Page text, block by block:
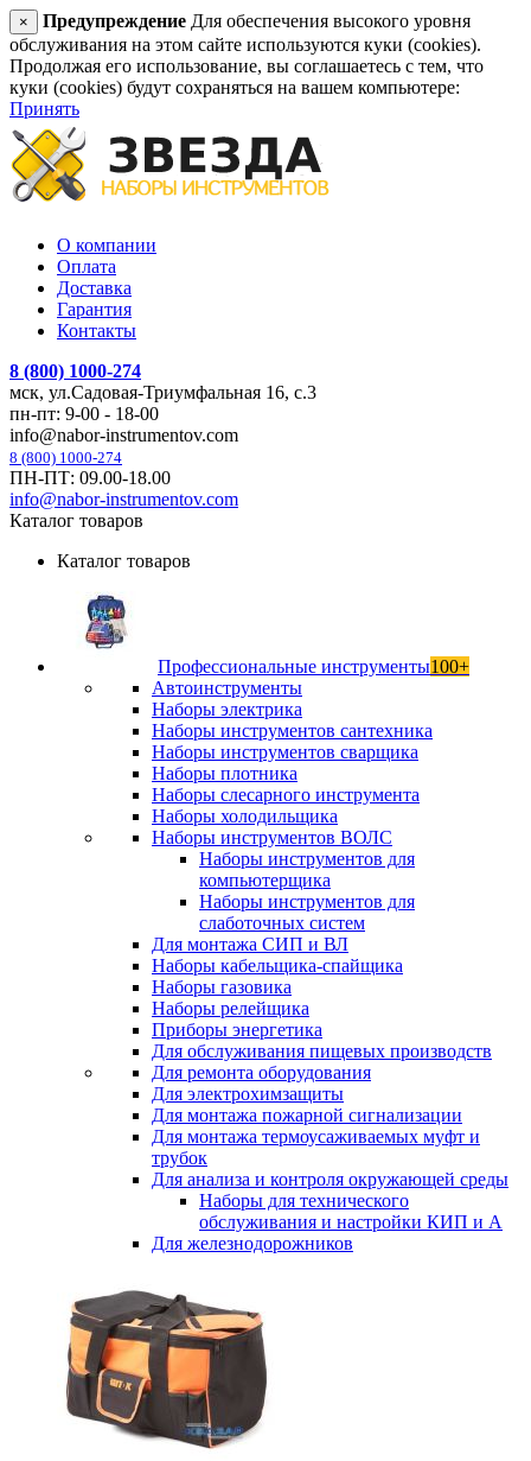
× Предупреждение Для обеспечения высокого уровня
обслуживания на этом сайте используются куки (cookies).
Продолжая его использование, вы соглашаетесь с тем, что
куки (cookies) будут сохраняться на вашем компьютере:
Принять
О компании
Оплата
Доставка
Гарантия
Контакты
8 (800) 1000-274
мск, ул.Садовая-Триумфальная 16, с.3
пн-пт: 9-00 - 18-00
info@nabor-instrumentov.com
8 (800) 1000-274
ПН-ПТ: 09.00-18.00
info@nabor-instrumentov.com
Каталог товаров
Каталог товаров
Профессиональные инструменты100+
Автоинструменты
Наборы электрика
Наборы инструментов сантехника
Наборы инструментов сварщика
Наборы плотника
Наборы слесарного инструмента
Наборы холодильщика
Наборы инструментов ВОЛС
Наборы инструментов для
компьютерщика
Наборы инструментов для
слаботочных систем
Для монтажа СИП и ВЛ
Наборы кабельщика-спайщика
Наборы газовика
Наборы релейщика
Приборы энергетика
Для обслуживания пищевых производств
Для ремонта оборудования
Для электрохимзащиты
Для монтажа пожарной сигнализации
Для монтажа термоусаживаемых муфт и
трубок
Для анализа и контроля окружающей среды
Наборы для технического
обслуживания и настройки КИП и А
Для железнодорожников